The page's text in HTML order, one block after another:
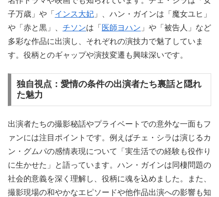
子万歳」や「 インス大妃 」、ハン・ガインは「魔女ユヒ」
や「赤と黒」、 チソンは「 医師ヨハン 」や「被告人」など
多彩な作品に出演し、それぞれの演技力で魅了していま
す。役柄とのギャップや演技変遷も興味深いです。
独自視点：愛情の条件の出演者たち裏話と隠れ
た魅力
出演者たちの撮影秘話やプライベートでの意外な一面もフ
ァンには注目ポイントです。例えばチェ・シラは演じるカ
ン・グムパの感情表現について「実生活での経験も役作り
に生かせた」と語っています。ハン・ガインは同棲問題の
社会的意義を深く理解し、役柄に魂を込めました。また、
撮影現場の和やかなエピソードや他作品出演への影響も知